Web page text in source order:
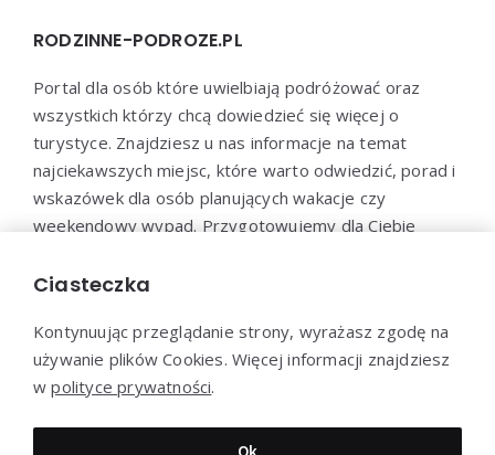
RODZINNE-PODROZE.PL
Portal dla osób które uwielbiają podróżować oraz
wszystkich którzy chcą dowiedzieć się więcej o
turystyce. Znajdziesz u nas informacje na temat
najciekawszych miejsc, które warto odwiedzić, porad i
wskazówek dla osób planujących wakacje czy
weekendowy wypad. Przygotowujemy dla Ciebie
miejsc noclegowych, restauracji i innych atrakcji
Dziękujemy za wizytę - Rodzinne-podroze.pl © 2022
Ciasteczka
Kontynuując przeglądanie strony, wyrażasz zgodę na
używanie plików Cookies. Więcej informacji znajdziesz
wpolityce prywatności.